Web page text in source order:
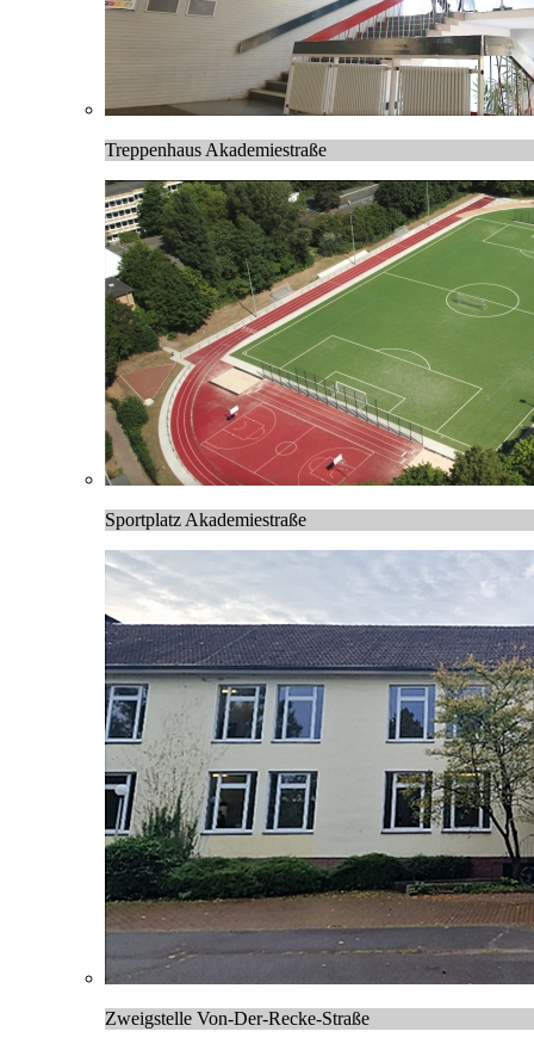
Treppenhaus Akademiestraße
Sportplatz Akademiestraße
Zweigstelle Von-Der-Recke-Straße